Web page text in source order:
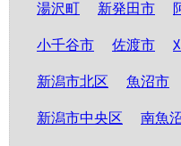
湯沢町 新発田市
小千谷市 佐渡市
新潟市北区 魚沼市
新潟市中央区 南魚